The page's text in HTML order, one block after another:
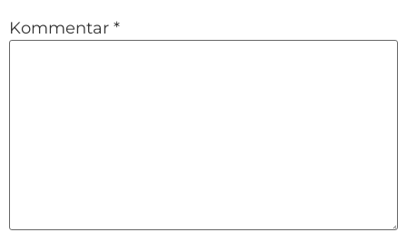
Kommentar *